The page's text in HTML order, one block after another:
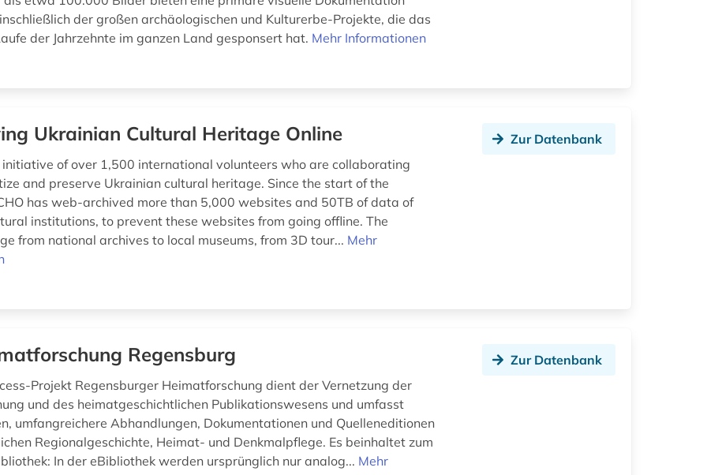
der großen archäologischen und Kulturerbe-Projekte, die das
der Jahrzehnte im ganzen Land gesponsert hat. Mehr Informationen
Ukrainian Cultural Heritage Online
initiative of over 1,500 international volunteers who are collaborating
and preserve Ukrainian cultural heritage. Since the start of the
has web-archived more than 5,000 websites and 50TB of data of
institutions, to prevent these websites from going offline. The
from national archives to local museums, from 3D tour... Mehr
Zur Datenbank
Regensburg
Projekt Regensburger Heimatforschung dient der Vernetzung der
und des heimatgeschichtlichen Publikationswesens und umfasst
umfangreichere Abhandlungen, Dokumentationen und Quelleneditionen
Regionalgeschichte, Heimat- und Denkmalpflege. Es beinhaltet zum
In der eBibliothek werden ursprünglich nur analog... Mehr
Zur Datenbank